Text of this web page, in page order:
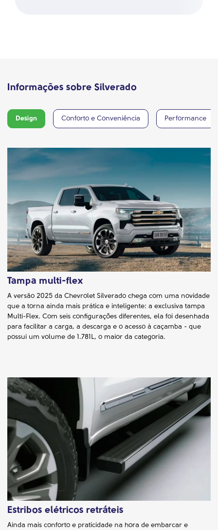
Informações sobre Silverado
Design Conforto e Conveniência Performance
Tampa multi-flex
A versão 2025 da Chevrolet Silverado chega com uma novidade
que a torna ainda mais prática e inteligente: a exclusiva tampa
Multi-Flex. Com seis configurações diferentes, ela foi desenhada
para facilitar a carga, a descarga e o acesso à caçamba - que
possui um volume de 1.781L, o maior da categoria.
Estribos elétricos retráteis
Ainda mais conforto e praticidade na hora de embarcar e